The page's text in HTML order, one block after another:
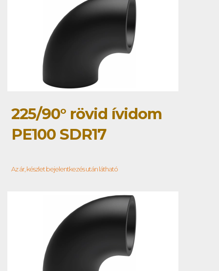
225/90° rövid ívidom
PE100 SDR17
Az ár, készlet bejelentkezés után látható